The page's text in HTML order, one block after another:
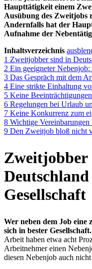
Haupttätigkeit einem
Ausübung des Zweitjobs
Andernfalls hat der
Aufnahme der
Inhaltsverzeichnis
1 Zweitjobber sind in
2 Ein geeigneter
3 Das Gespräch mit dem
4 Eine strikte Einhaltung
5 Keine
6 Regelungen bei Urlaub
7 Keine Konkurrenz zum
8 Wichtige
9 Den Zweitjob bloß nicht
Zweitjobber
Gesellschaft
Wer neben dem Job
sich in bester Gesellschaft.
Arbeit haben etwa acht
Arbeitnehmer einen
diesen Nebenjob auch